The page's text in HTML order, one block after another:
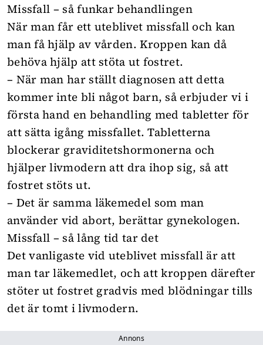
Missfall – så funkar behandlingen
När man får ett uteblivet missfall och kan
man få hjälp av vården. Kroppen kan då
behöva hjälp att stöta ut fostret.
– När man har ställt diagnosen att detta
kommer inte bli något barn, så erbjuder vi i
första hand en behandling med tabletter för
att sätta igång missfallet. Tabletterna
blockerar graviditetshormonerna och
hjälper livmodern att dra ihop sig, så att
fostret stöts ut.
– Det är samma läkemedel som man
använder vid abort, berättar gynekologen.
Missfall – så lång tid tar det
Det vanligaste vid uteblivet missfall är att
man tar läkemedlet, och att kroppen därefter
stöter ut fostret gradvis med blödningar tills
det är tomt i livmodern.
Annons